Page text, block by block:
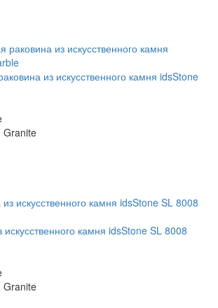
из искусственного камня idsStone
Granite
камня idsStone SL 8008
Granite